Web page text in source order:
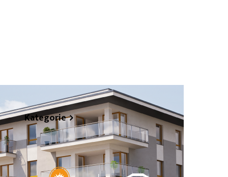
Kategorie
Z życia miasta
Sport